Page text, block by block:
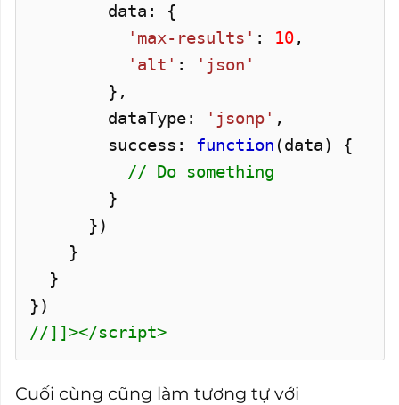
data: {
'max-results' : 10,
'alt' :
'json'
},
dataType:
'jsonp' ,
success: function (data) {
// Do something
}
})
}
}
})
//]]></script>
Cuối cùng cũng làm tương tự với